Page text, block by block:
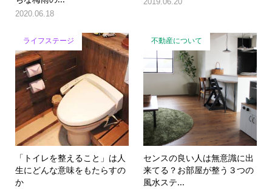
2020.06.18
ライフステージ
「トイレを整えること」は人
生にどんな意味をもたらすの
か
不動産について
センスの良い人は無意識に出
来てる？お部屋が整う３つの
風水ステ...